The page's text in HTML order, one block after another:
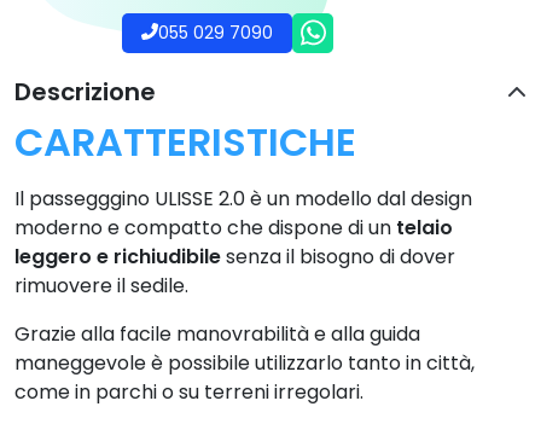
055 029 7090
Descrizione
CARATTERISTICHE
Il passegggino ULISSE 2.0 è un modello dal design
moderno e compatto che dispone di un telaio
leggero e richiudibilesenza il bisogno di dover
rimuovere il sedile.
Grazie alla facile manovrabilità e alla guida
maneggevole è possibile utilizzarlo tanto in città,
come in parchi o su terreni irregolari.